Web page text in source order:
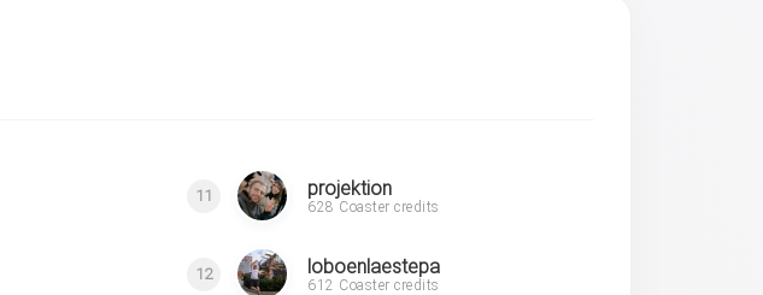
11 projektion
628 Coaster credits
12 loboenlaestepa
612 Coaster credits